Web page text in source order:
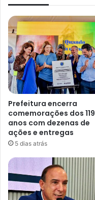
Prefeitura encerra
comemorações dos 119
anos com dezenas de
ações e entregas
5 dias atrás